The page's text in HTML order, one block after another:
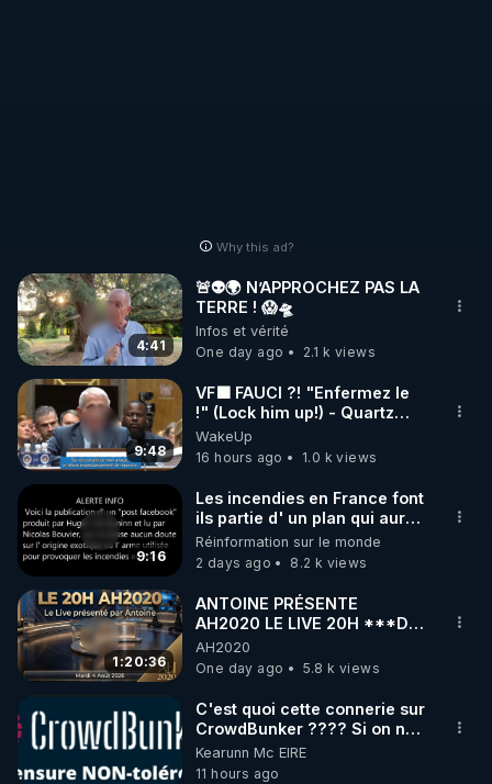
🌱 INSTAGRAM
https://www.instagram.com/rdlr_thierrycasasnovas/
http://rgnr.li/instagram
🌱 LA NEWSLETTER
Pour ne pas rater l’actualité RGNR (stages,
http://rgnr.li/news
🌱 VIDÉOS NON CENSURÉES SUR ODYSEE
Toutes les vidéos Youtube sont aussi sur la
http://rgnr.li/odysee
🌱 LES STAGES EN PRÉSENTIEL
http://rgnr.li/stages
Why this ad?
4:41
🚨👽🌍 N’APPROCHEZ PAS LA
TERRE ! 😱🛸
Infos et vérité
One day ago
2.1 k views
9:48
VF🟩 FAUCI ?! "Enfermez le
!" (Lock him up!) - Quartz
Traduction
WakeUp
16 hours ago
1.0 k views
9:16
Les incendies en France font
ils partie d' un plan qui aurait
débuté le 11 septembre 2001
?
Réinformation sur le monde
2 days ago
8.2 k views
1:20:36
ANTOINE PRÉSENTE
AH2020 LE LIVE 20H ***DU
04/08/2026*** 📷LE
GRAND RÉVEIL EST EN
MARCHE 📷
AH2020
One day ago
5.8 k views
C'est quoi cette connerie sur
CrowdBunker ???? Si on ne
peut plus publier, c'est un
peu de la censure. Ne payez
Kearunn Mc EIRE
11 hours ago